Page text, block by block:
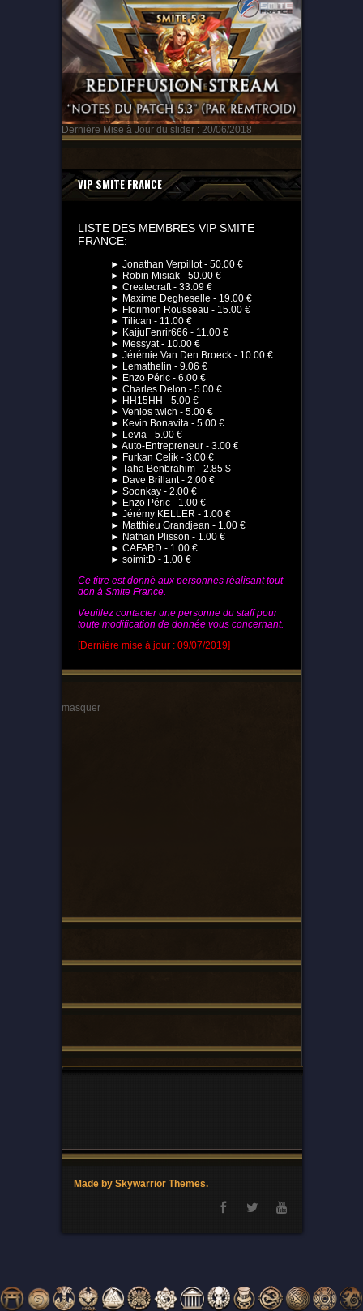
Dernière Mise à Jour du slider : 20/06/2018
VIP SMITE FRANCE
LISTE DES MEMBRES VIP SMITE
FRANCE:
► Jonathan Verpillot - 50.00 €
► Robin Misiak - 50.00 €
► Createcraft - 33.09 €
► Maxime Degheselle - 19.00 €
► Florimon Rousseau - 15.00 €
► Tilican - 11.00 €
► KaijuFenrir666 - 11.00 €
► Messyat - 10.00 €
► Jérémie Van Den Broeck - 10.00 €
► Lemathelin - 9.06 €
► Enzo Péric - 6.00 €
► Charles Delon - 5.00 €
► HH15HH - 5.00 €
► Venios twich - 5.00 €
► Kevin Bonavita - 5.00 €
► Levia - 5.00 €
► Auto-Entrepreneur - 3.00 €
► Furkan Celik - 3.00 €
► Taha Benbrahim - 2.85 $
► Dave Brillant - 2.00 €
► Soonkay - 2.00 €
► Enzo Péric - 1.00 €
► Jérémy KELLER - 1.00 €
► Matthieu Grandjean - 1.00 €
► Nathan Plisson - 1.00 €
► CAFARD - 1.00 €
► soimitD - 1.00 €
Ce titre est donné aux personnes réalisant tout
don à Smite France.
Veuillez contacter une personne du staff pour
toute modification de donnée vous concernant.
[Dernière mise à jour : 09/07/2019]
masquer
Made by Skywarrior Themes.